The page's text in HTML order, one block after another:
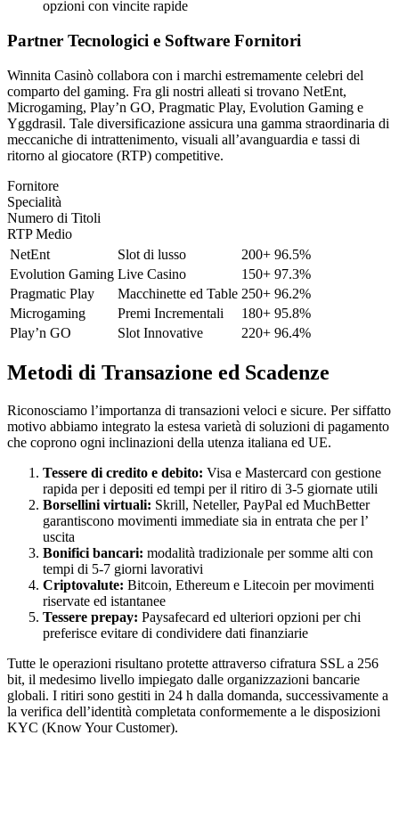
opzioni con vincite rapide
Partner Tecnologici e Software Fornitori
Winnita Casinò collabora con i marchi estremamente celebri del
comparto del gaming. Fra gli nostri alleati si trovano NetEnt,
Microgaming, Play’n GO, Pragmatic Play, Evolution Gaming e
Yggdrasil. Tale diversificazione assicura una gamma straordinaria di
meccaniche di intrattenimento, visuali all’avanguardia e tassi di
ritorno al giocatore (RTP) competitive.
Fornitore
Specialità
Numero di Titoli
RTP Medio
NetEnt
Slot di lusso 200+ 96.5%
Evolution Gaming Live Casino 150+ 97.3%
Pragmatic Play
Macchinette ed Table 250+ 96.2%
Microgaming
Premi Incrementali 180+ 95.8%
Play’n GO
Slot Innovative 220+ 96.4%
Metodi di Transazione ed Scadenze
Riconosciamo l’importanza di transazioni veloci e sicure. Per siffatto
motivo abbiamo integrato la estesa varietà di soluzioni di pagamento
che coprono ogni inclinazioni della utenza italiana ed UE.
Tessere di credito e debito: Visa e Mastercard con gestione
rapida per i depositi ed tempi per il ritiro di 3-5 giornate utili
Borsellini virtuali: Skrill, Neteller, PayPal ed MuchBetter
garantiscono movimenti immediate sia in entrata che per l’
uscita
Bonifici bancari: modalità tradizionale per somme alti con
tempi di 5-7 giorni lavorativi
Criptovalute: Bitcoin, Ethereum e Litecoin per movimenti
riservate ed istantanee
Tessere prepay: Paysafecard ed ulteriori opzioni per chi
preferisce evitare di condividere dati finanziarie
Tutte le operazioni risultano protette attraverso cifratura SSL a 256
bit, il medesimo livello impiegato dalle organizzazioni bancarie
globali. I ritiri sono gestiti in 24 h dalla domanda, successivamente a
la verifica dell’identità completata conformemente a le disposizioni
KYC (Know Your Customer).